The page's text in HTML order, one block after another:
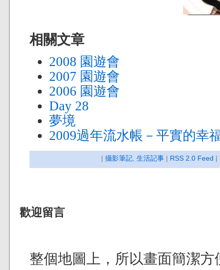
相關文章
2008 園遊會
2007 園遊會
2006 園遊會
Day 28
夢境
2009過年流水帳－平實的幸
| 攝影筆記 生活記事 | RSS 2.0 Feed |
歡迎留言
整個地圖上，所以畫面簡潔